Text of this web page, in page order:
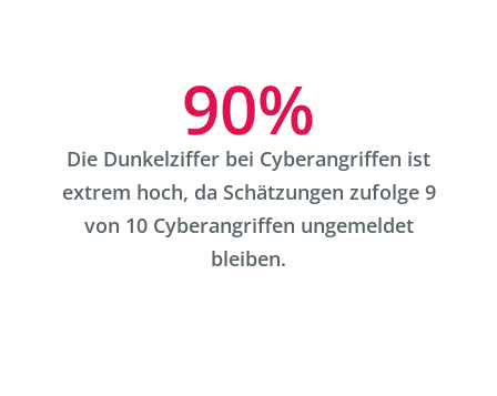
90
Die Dunkelziffer bei Cyberangriffen ist
extrem hoch, da Schätzungen zufolge 9
von 10 Cyberangriffen ungemeldet
bleiben.